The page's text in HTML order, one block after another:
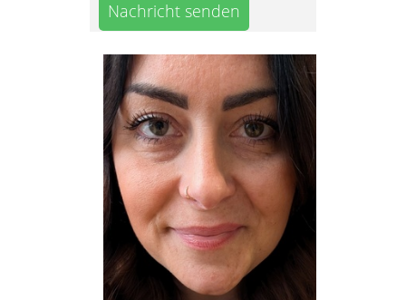
Nachricht senden